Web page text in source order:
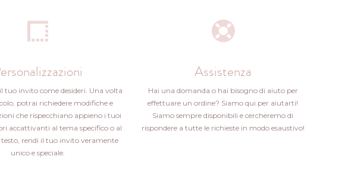
tuo invito come desideri. Una volta
potrai richiedere modifiche e
che rispecchiano appieno i tuoi
accattivanti al tema specifico o al
testo, rendi il tuo invito veramente
unico e speciale.
Assistenza
Hai una domanda o hai bisogno di aiuto per
effettuare un ordine? Siamo qui per aiutarti!
Siamo sempre disponibili e cercheremo di
rispondere a tutte le richieste in modo esaustivo!